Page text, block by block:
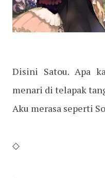
Disini Satou. Apa
menari di telapak
Aku merasa seperti
◇